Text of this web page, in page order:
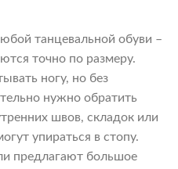
танцевальной обуви –
точно по размеру.
ногу, но без
нужно обратить
швов, складок или
упираться в стопу.
предлагают большое